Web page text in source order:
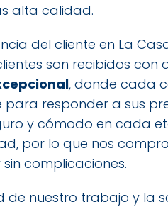
alta calidad.
del cliente en La
son recibidos
, donde cada
para responder a sus
y cómodo en cada
por lo que nos
complicaciones.
de nuestro trabajo y la